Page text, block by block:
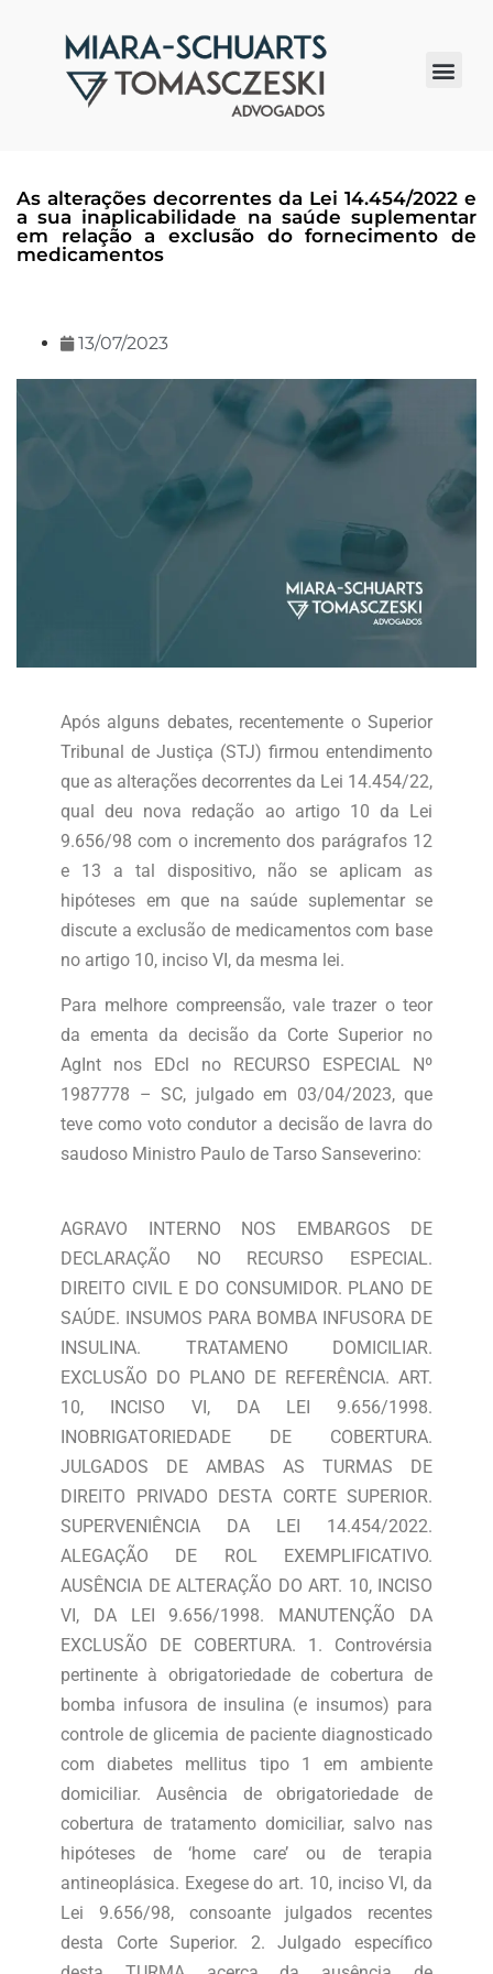
As alterações decorrentes da Lei 14.454/2022 e
a sua inaplicabilidade na saúde suplementar
em relação a exclusão do fornecimento de
medicamentos
13/07/2023
Após alguns debates, recentemente o Superior
Tribunal de Justiça (STJ) firmou entendimento
que as alterações decorrentes da Lei 14.454/22,
qual deu nova redação ao artigo 10 da Lei
9.656/98 com o incremento dos parágrafos 12
e 13 a tal dispositivo, não se aplicam as
hipóteses em que na saúde suplementar se
discute a exclusão de medicamentos com base
no artigo 10, inciso VI, da mesma lei.
Para melhore compreensão, vale trazer o teor
da ementa da decisão da Corte Superior no
AgInt nos EDcl no RECURSO ESPECIAL Nº
1987778 – SC, julgado em 03/04/2023, que
teve como voto condutor a decisão de lavra do
saudoso Ministro Paulo de Tarso Sanseverino:
AGRAVO INTERNO NOS EMBARGOS DE
DECLARAÇÃO NO RECURSO ESPECIAL.
DIREITO CIVIL E DO CONSUMIDOR. PLANO DE
SAÚDE. INSUMOS PARA BOMBA INFUSORA DE
INSULINA. TRATAMENO DOMICILIAR.
EXCLUSÃO DO PLANO DE REFERÊNCIA. ART.
10, INCISO VI, DA LEI 9.656/1998.
INOBRIGATORIEDADE DE COBERTURA.
JULGADOS DE AMBAS AS TURMAS DE
DIREITO PRIVADO DESTA CORTE SUPERIOR.
SUPERVENIÊNCIA DA LEI 14.454/2022.
ALEGAÇÃO DE ROL EXEMPLIFICATIVO.
AUSÊNCIA DE ALTERAÇÃO DO ART. 10, INCISO
VI, DA LEI 9.656/1998. MANUTENÇÃO DA
EXCLUSÃO DE COBERTURA. 1. Controvérsia
pertinente à obrigatoriedade de cobertura de
bomba infusora de insulina (e insumos) para
controle de glicemia de paciente diagnosticado
com diabetes mellitus tipo 1 em ambiente
domiciliar. Ausência de obrigatoriedade de
cobertura de tratamento domiciliar, salvo nas
hipóteses de ‘home care’ ou de terapia
antineoplásica. Exegese do art. 10, inciso VI, da
Lei 9.656/98, consoante julgados recentes
desta Corte Superior. 2. Julgado específico